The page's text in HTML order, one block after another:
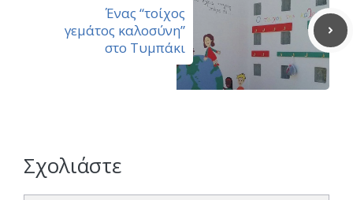
Ένας “τοίχος
γεμάτος καλοσύνη”
στο Τυμπάκι
Σχολιάστε